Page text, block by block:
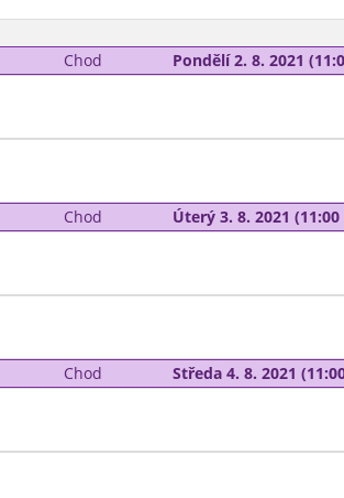
Chod Pondělí 2. 8. 2021
Chod Úterý 3. 8. 2021 (11:00
Chod Středa 4. 8. 2021